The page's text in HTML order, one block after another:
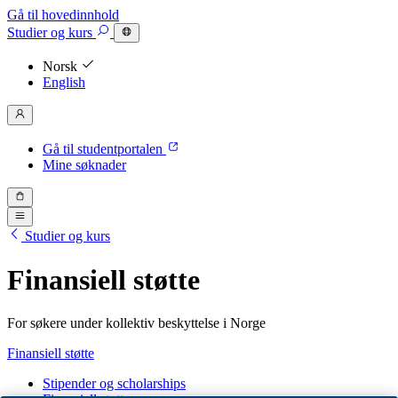
Gå til hovedinnhold
Studierog kurs
Norsk
English
Gå til studentportalen
Mine søknader
Studier og kurs
Finansiell støtte
For søkere under kollektiv beskyttelse i Norge
Finansiell støtte
Stipender og scholarships